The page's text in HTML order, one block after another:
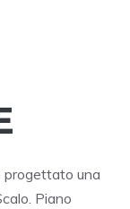
progettato una
Piano